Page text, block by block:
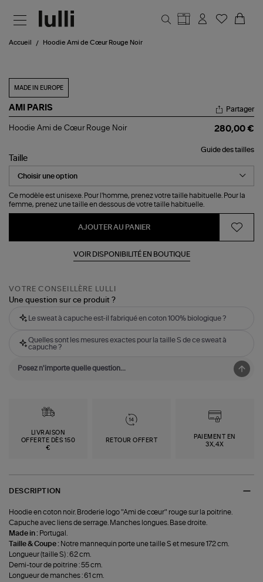
Accueil Hoodie Ami de Cœur Rouge Noir
MADE IN EUROPE
AMI PARIS
Hoodie
Cœur
Rouge
Noir
Partager
Hoodie Ami de Cœur Rouge Noir 280,00 €
Guide des tailles
Taille
Ce modèle est unisexe. Pour l'homme, prenez votre taille habituelle. Pour la
femme, prenez une taille en dessous de votre taille habituelle.
AJOUTER AU PANIER
VOIR DISPONIBILITÉ EN BOUTIQUE
VOTRE CONSEILLÈRE LULLI
Une question sur ce produit ?
Le sweat à capuche est-il fabriqué en coton 100% biologique ?
Quelles sont les mesures exactes pour la taille S de ce sweat à
capuche ?
LIVRAISON
OFFERTE DÈS 150
€
RETOUR OFFERT
PAIEMENT EN
3X,4X
DESCRIPTION
Hoodie en coton noir. Broderie logo "Ami de cœur" rouge sur la poitrine.
Capuche avec liens de serrage. Manches longues. Base droite.
Made in : Portugal.
Taille & Coupe : Notre mannequin porte une taille S et mesure 172 cm.
Longueur (taille S) : 62 cm.
Demi-tour de poitrine : 55 cm.
Longueur de manches : 61 cm.